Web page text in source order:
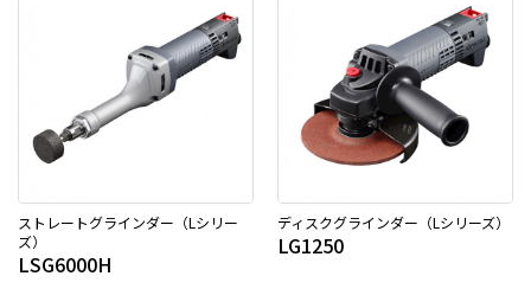
ストレートグラインダー（Lシリー
ズ）
LSG6000H
ディスクグラインダー（Lシリーズ）
LG1250